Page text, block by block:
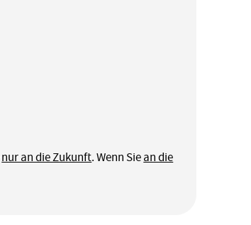
nur an die Zukunft. Wenn Siean die